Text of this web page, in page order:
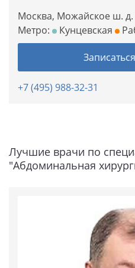
Москва, Можайское ш. д.
Метро:
Кунцевская
+7 (495) 988-32-31
Лучшие врачи по
"Абдоминальная